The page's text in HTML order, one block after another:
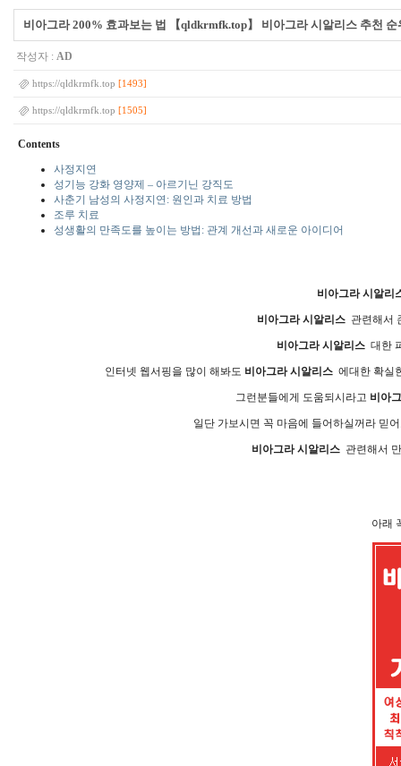
비아그라 200% 효과보는 법 【qldkrmfk.top】 비아그라 시알리스 추천 순
작성자 : AD
https://qldkrmfk.top [1493]
https://qldkrmfk.top [1505]
Contents
사정지연
성기능 강화 영양제 – 아르기닌 강직도
사춘기 남성의 사정지연: 원인과 치료 방법
조루 치료
성생활의 만족도를 높이는 방법: 관계 개선과 새로운 아이디어
비아그라 시알리
비아그라 시알리스관련해서
비아그라 시알리스 대한
인터넷 웹서핑을 많이 해봐도 비아그라 시알리스 에대한 확실
그런분들에게 도움되시라고 비아
일단 가보시면 꼭 마음에 들어하실꺼라 믿
비아그라 시알리스관련해서 만
아래